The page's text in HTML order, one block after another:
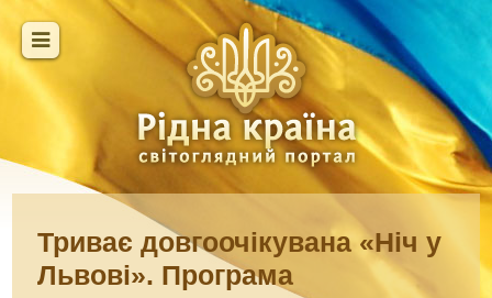
Триває довгоочікувана «Ніч у
Львові». Програма